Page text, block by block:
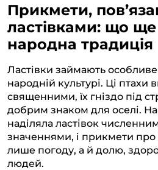
Прикмети,
ластівками: що
народна традиція
Ластівки займають особливе
народній культурі. Ці птахи
священними, їх гніздо під
добрим знаком для оселі.
наділяла ластівок
значеннями, і прикмети
лише погоду, а й долю,
людей.